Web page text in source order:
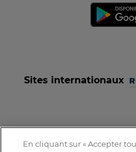
Sites internationaux
En cliquant sur « Accepter